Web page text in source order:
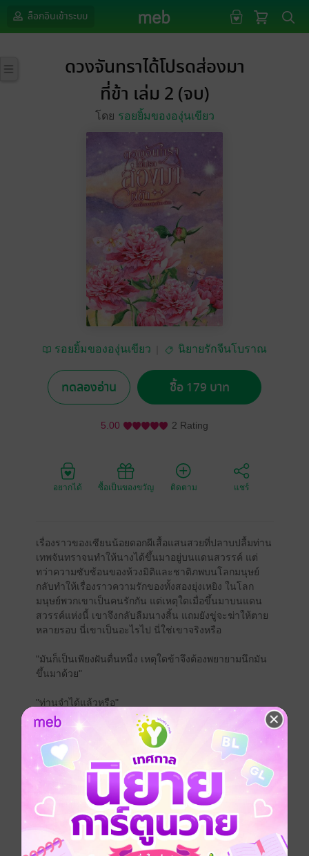
ล็อกอินเข้าระบบ
ดวงจันทราได้โปรดส่องมา
ที่ข้า เล่ม 2 (จบ)
โดย รอยยิ้มขององุ่นเขียว
รอยยิ้มขององุ่นเขียว นิยายรักจีนโบราณ
ทดลองอ่าน ซื้อ 179 บาท
5.00 2 Rating
อยากได้ ซื้อเป็นของขวัญ ติดตาม แชร์
เรื่องราวของเซียนน้อยดอกผีเสื้อแสนสวยที่ปลาบปลื้มท่าน
เทพจันทราจนทำให้นางได้ขึ้นมาอยู่บนแดนสวรรค์ แต่
ทว่าความซับซ้อนของห้วงมิติและชาติภพบนโลกมนุษย์
กลับทำให้เรื่องราวความรักของทั้งสองยุ่งเหยิง ในโลก
มนุษย์พวกเขาเป็นคนรักกัน แต่เหตุใดเมื่อขึ้นมาบนแดน
สวรรค์แห่งนี้ เขาจึงกลับลืมนางสิ้น แถมยังขู่จะฆ่าให้ตาย
หลายรอบ นี่เขาเป็นอะไรไป นี่ใช่เขาจริงหรือ
"มันก็เป็นเพียงฝันตื่นหนึ่ง เหตุใดข้าจึงต้องพยายามนึกมัน
ขึ้นมาด้วย"
"ท่านจำได้แล้วหรือ"
"เจ้าลืมมันไปเสียเถิด ข้ามิใช่คนผู้นั้น...คนรักของเจ้า"
~~~~~~~~~~~~~~~~~~~~
"ท่านชื่อซีหยางจริงหรือ"
"อี้เฉิน ความจริงแล้วข้าชื่อนั้น"
สวัสดีค่า หนังสือเล่มนี้เป็นพาร์ทจบของเรื่อง 'ดวงจันทรา